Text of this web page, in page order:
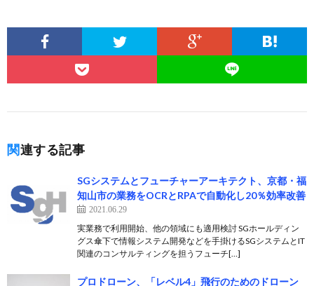
関連する記事
SGシステムとフューチャーアーキテクト、京都・福
知山市の業務をOCRとRPAで自動化し20％効率改善
2021.06.29
実業務で利用開始、他の領域にも適用検討 SGホールディン
グス傘下で情報システム開発などを手掛けるSGシステムとIT
関連のコンサルティングを担うフューチ[…]
プロドローン、「レベル4」飛行のためのドローン